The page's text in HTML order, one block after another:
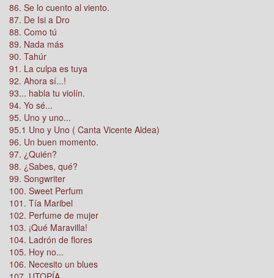
86. Se lo cuento al viento.
87. De Isi a Dro
88. Como tú
89. Nada más
90. Tahúr
91. La culpa es tuya
92. Ahora sí...!
93... habla tu violín.
94. Yo sé...
95. Uno y uno...
95.1 Uno y Uno ( Canta Vicente Aldea)
96. Un buen momento.
97. ¿Quién?
98. ¿Sabes, qué?
99. Songwriter
100. Sweet Perfum
101. Tía Maribel
102. Perfume de mujer
103. ¡Qué Maravilla!
104. Ladrón de flores
105. Hoy no...
106. Necesito un blues